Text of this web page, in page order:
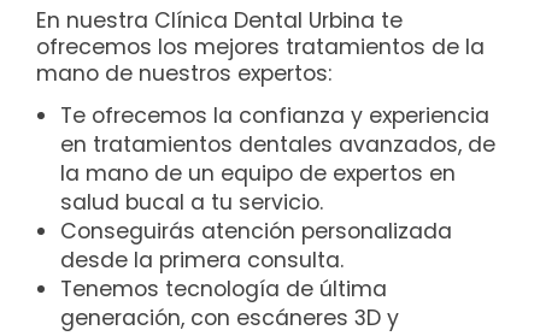
En nuestra Clínica Dental Urbina te
ofrecemos los mejores tratamientos de la
mano de nuestros expertos:
Te ofrecemos la confianza y experiencia
en tratamientos dentales avanzados, de
la mano de un equipo de expertos en
salud bucal a tu servicio.
Conseguirás atención personalizada
desde la primera consulta.
Tenemos tecnología de última
generación, con escáneres 3D y